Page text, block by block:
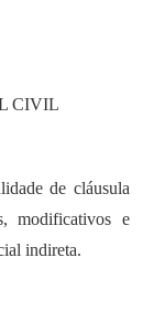
CIVIL
de cláusula
modificativos e
indireta.